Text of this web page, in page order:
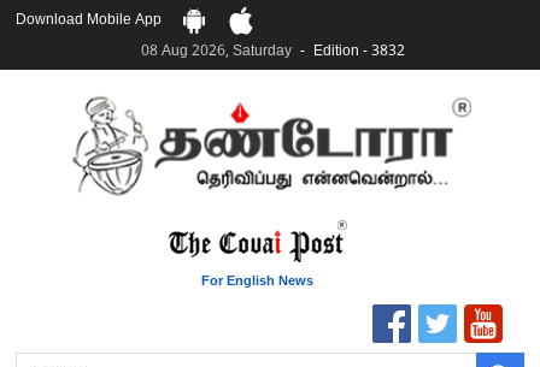
Download Mobile App
08 Aug 2026, Saturday
Edition - 3832
For English News